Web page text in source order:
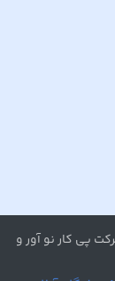
پی کار نو آور و